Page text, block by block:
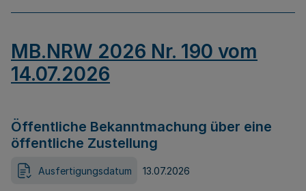
MB.NRW 2026 Nr. 190 vom
14.07.2026
Öffentliche Bekanntmachung über eine
öffentliche Zustellung
Ausfertigungsdatum 13.07.2026